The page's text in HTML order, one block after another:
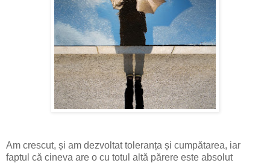
Am crescut, și am dezvoltat toleranța și cumpătarea, iar
faptul că cineva are o cu totul altă părere este absolut